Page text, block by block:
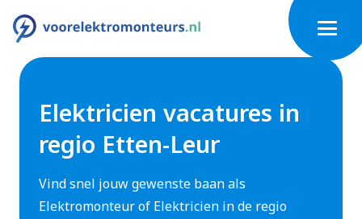
Elektricien vacatures in
regio Etten-Leur
Vind snel jouw gewenste baan als
Elektromonteur of Elektricien in de regio